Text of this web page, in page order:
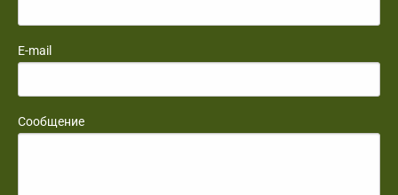
E-mail
Сообщение